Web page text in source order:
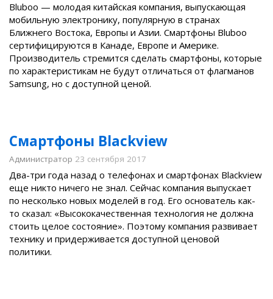
Bluboo — молодая китайская компания, выпускающая
мобильную электронику, популярную в странах
Ближнего Востока, Европы и Азии. Смартфоны Bluboo
сертифицируются в Канаде, Европе и Америке.
Производитель стремится сделать смартфоны, которые
по характеристикам не будут отличаться от флагманов
Samsung, но с доступной ценой.
Смартфоны Blackview
Администратор 23 сентября 2017
Два-три года назад о телефонах и смартфонах Blackview
еще никто ничего не знал. Сейчас компания выпускает
по несколько новых моделей в год. Его основатель как-
то сказал: «Высококачественная технология не должна
стоить целое состояние». Поэтому компания развивает
технику и придерживается доступной ценовой
политики.